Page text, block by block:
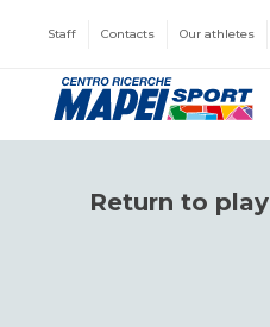
Staff Contacts Our athletes
Return to play